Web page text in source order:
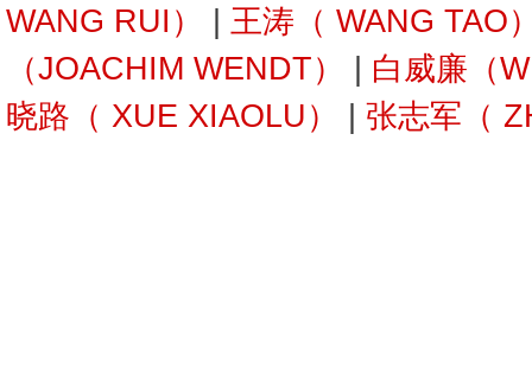
WANG RUI）
王涛（ WANG TAO
（JOACHIM WENDT）
白威廉（
晓路（ XUE XIAOLU）
张志军（